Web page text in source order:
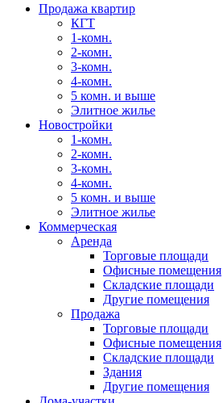
Продажа квартир
КГТ
1-комн.
2-комн.
3-комн.
4-комн.
5 комн. и выше
Элитное жилье
Новостройки
1-комн.
2-комн.
3-комн.
4-комн.
5 комн. и выше
Элитное жилье
Коммерческая
Аренда
Торговые площади
Офисные помещения
Складские площади
Другие помещения
Продажа
Торговые площади
Офисные помещения
Складские площади
Здания
Другие помещения